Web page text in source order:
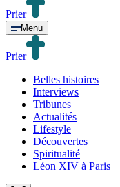
Prier
Menu
Prier
Belles histoires
Interviews
Tribunes
Actualités
Lifestyle
Découvertes
Spiritualité
Léon XIV à Paris